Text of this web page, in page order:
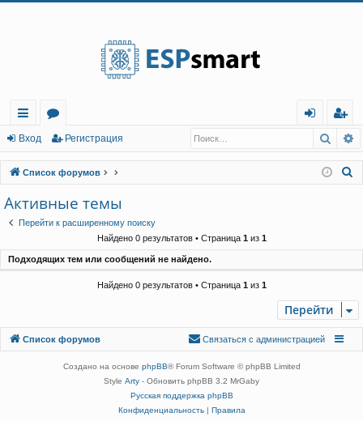
с
ы
лк
и
о
ру
м
ы
д
г
ис
тр
Вход Регистрация
Список форумов
Активные темы
Перейти к расширенному поиску
Найдено 0 результатов • Страница 1из 1
Подходящих тем или сообщений не найдено.
Найдено 0 результатов • Страница 1из 1
Перейти
Список форумов
Связаться с
Связаться с администрацией
Создано на основе phpBB® Forum Software © phpBB Limited
Style Arty - Обновить phpBB 3.2 MrGaby
Русская поддержка phpBB
Конфиденциальность| Правила